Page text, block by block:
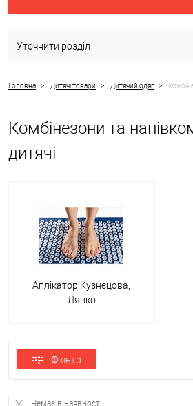
Матеріали, що використовуються під час
вологостійкі та здатні ефективно
дотримуйтесь таких правил:
Підбирайте вироби з натуральних
пропускають повітря, не
шкіри, які може спровокувати
Маленький, але важливий нюанс -
захищає підборіддя від
повністю закривати шию, голову і
Бажано, щоб він був максимально
Наявність гумок на рукавах та
розмір виробу. Також вони
Уточнити розділ
Головна > Дитячі товари > Дитячий одяг >
Комбінезони та
дитячі
Аплікатор Кузнєцова,
Ляпко
Фільтр
Немає в наявності